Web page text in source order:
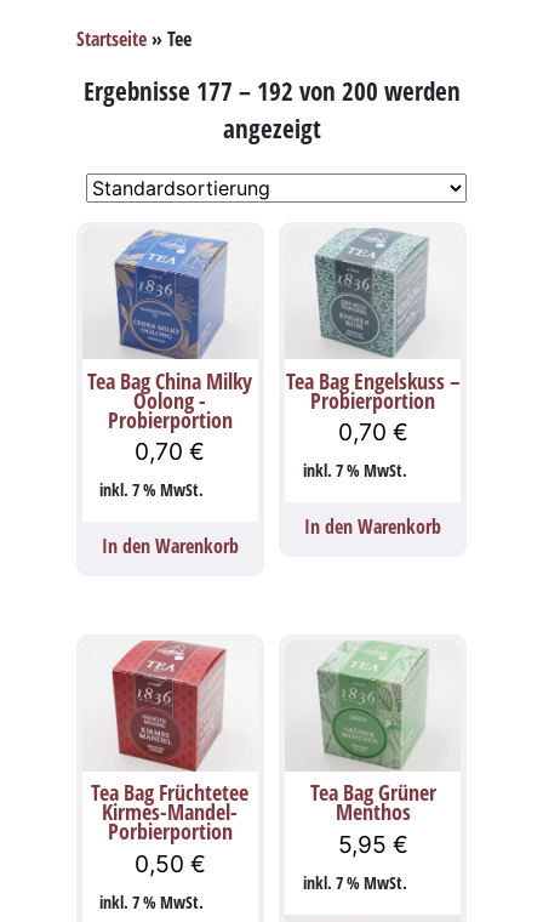
Startseite »Tee
Ergebnisse 177 – 192 von 200 werden
angezeigt
Tea Bag China Milky
Oolong -
Probierportion
0,70€
inkl. 7 % MwSt.
In den Warenkorb
Tea Bag Engelskuss –
Probierportion
0,70 €
inkl. 7 % MwSt.
In den Warenkorb
Tea Bag Früchtetee
Kirmes-Mandel-
Porbierportion
0,50 €
inkl. 7 % MwSt.
Tea Bag Grüner
Menthos
5,95 €
inkl. 7 % MwSt.